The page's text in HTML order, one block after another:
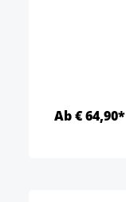
Ab € 64,90*